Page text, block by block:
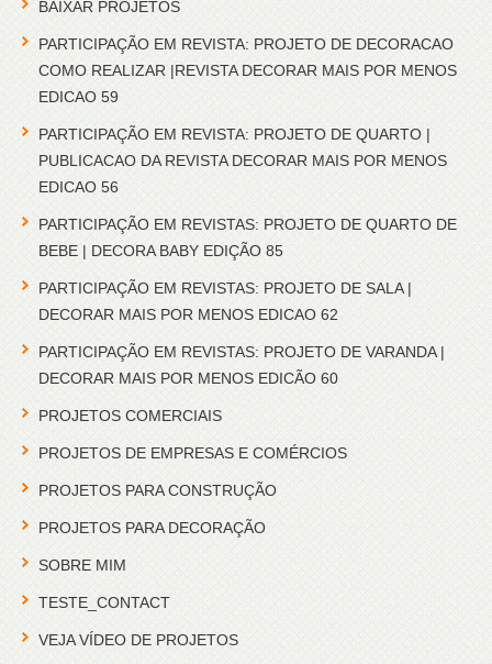
BAIXAR PROJETOS
PARTICIPAÇÃO EM REVISTA: PROJETO DE DECORACAO
COMO REALIZAR |REVISTA DECORAR MAIS POR MENOS
EDICAO 59
PARTICIPAÇÃO EM REVISTA: PROJETO DE QUARTO |
PUBLICACAO DA REVISTA DECORAR MAIS POR MENOS
EDICAO 56
PARTICIPAÇÃO EM REVISTAS: PROJETO DE QUARTO DE
BEBE | DECORA BABY EDIÇÃO 85
PARTICIPAÇÃO EM REVISTAS: PROJETO DE SALA |
DECORAR MAIS POR MENOS EDICAO 62
PARTICIPAÇÃO EM REVISTAS: PROJETO DE VARANDA |
DECORAR MAIS POR MENOS EDICÃO 60
PROJETOS COMERCIAIS
PROJETOS DE EMPRESAS E COMÉRCIOS
PROJETOS PARA CONSTRUÇÃO
PROJETOS PARA DECORAÇÃO
SOBRE MIM
TESTE_CONTACT
VEJA VÍDEO DE PROJETOS